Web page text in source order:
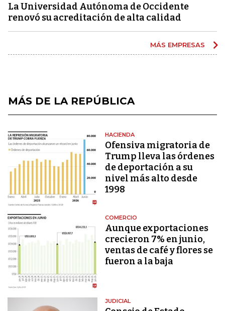
La Universidad Autónoma de Occidente
renovó su acreditación de alta calidad
MÁS EMPRESAS
MÁS DE LA REPÚBLICA
HACIENDA
Ofensiva migratoria de
Trump lleva las órdenes
de deportación a su
nivel más alto desde
1998
COMERCIO
Aunque exportaciones
crecieron 7% en junio,
ventas de café y flores se
fueron a la baja
JUDICIAL